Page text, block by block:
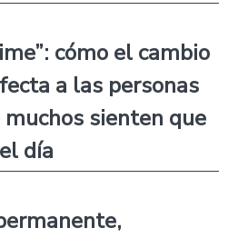
cómo el cambio
a las personas
sienten que
día